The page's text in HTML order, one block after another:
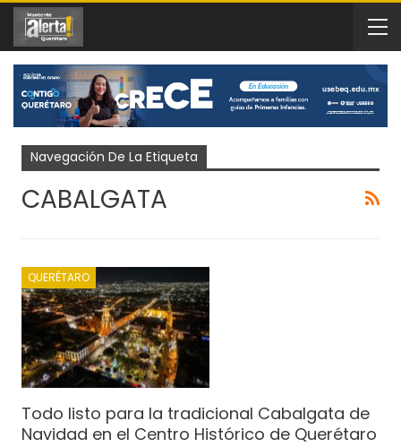
Navegación De La Etiqueta
CABALGATA
QUERÉTARO
Todo listo para la tradicional Cabalgata de
Navidad en el Centro Histórico de Querétaro